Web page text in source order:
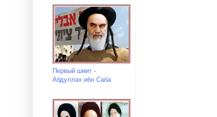
Первый шиит -
Абдуллах ибн Саба